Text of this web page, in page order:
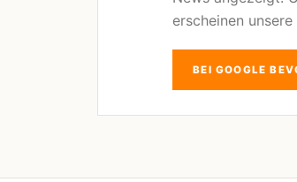
erscheinen
BEI GOOGLE